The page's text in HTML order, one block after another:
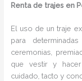
Renta de trajes en
El uso de un traje
para
ceremonias,
que vestir y
cuidado, tacto y